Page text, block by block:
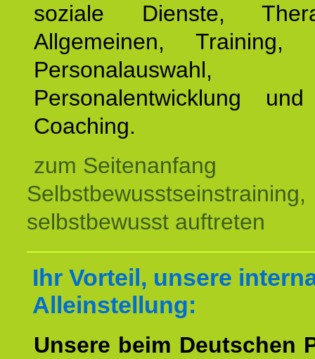
soziale Dienste,
Allgemeinen, Training,
Personalauswahl,
Personalentwicklung
Coaching.
zum Seitenanfang
Selbstbewusstseinstraining,
selbstbewusst auftreten
Ihr Vorteil, unsere
Alleinstellung:
Unsere beim Deutschen